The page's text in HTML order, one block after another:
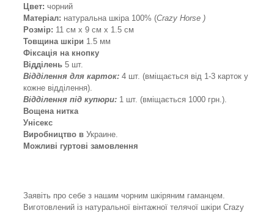
Цвет: чорний
Матеріал: натуральна шкіра 100% (Crazy Horse )
Розмір: 11 см х 9 см х 1.5 см
Товщина шкіри 1.5 мм
Фіксація на кнопку
Відділень 5 шт.
Відділення для карток: 4 шт. (вміщається від 1-3 карток у
кожне відділення).
Відділення під купюри: 1 шт. (вміщається 1000 грн.).
Вощена нитка
Унісекс
Виробництво в Украине.
Можливі гуртові замовлення
Заявіть про себе з нашим чорним шкіряним гаманцем.
Виготовлений із натуральної вінтажної телячої шкіри Crazy